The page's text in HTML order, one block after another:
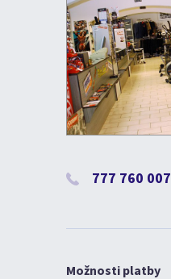
777 760 007
Možnosti platby